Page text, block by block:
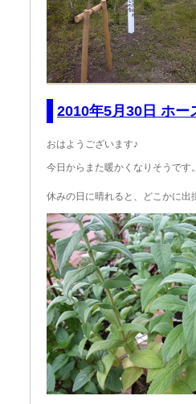
2010年5月30日 ホー
おはようございます♪
今日からまた暖かくなりそうです
休みの日に晴れると、どこかに出